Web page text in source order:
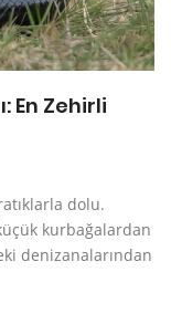
En Zehirli
dolu.
kurbağalardan
denizanalarından